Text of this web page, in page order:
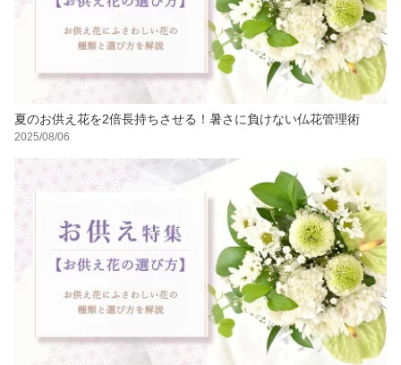
夏のお供え花を2倍長持ちさせる！暑さに負けない仏花管理術
2025/08/06